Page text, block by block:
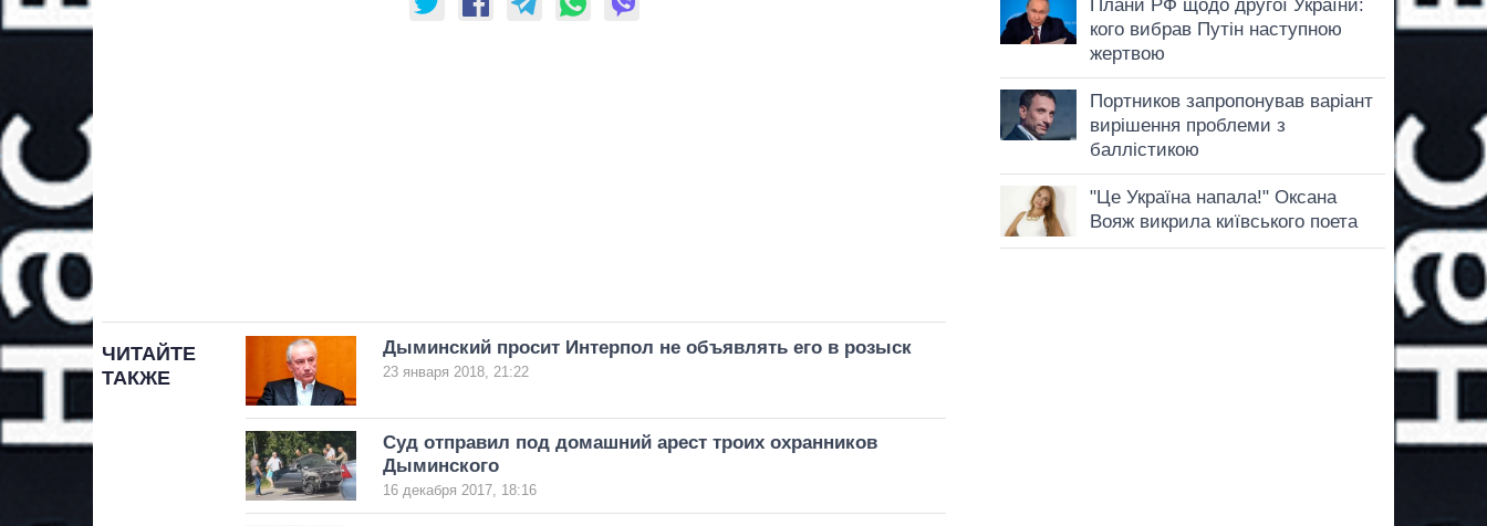
ЧИТАЙТЕ
ТАКЖЕ
Дыминский просит Интерпол не объявлять его в розыск
23 января 2018, 21:22
Суд отправил под домашний арест троих охранников
Дыминского
16 декабря 2017, 18:16